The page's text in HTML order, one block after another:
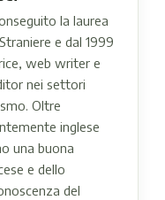
la laurea
e dal 1999
web writer e
nei settori
Oltre
inglese
una buona
e dello
del